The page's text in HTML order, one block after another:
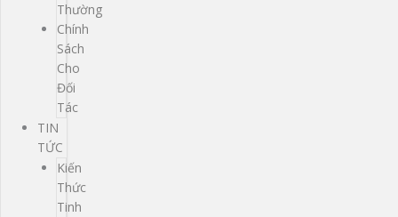
Thường
Chính
Sách
Cho
Đối
Tác
TIN
TỨC
Kiến
Thức
Tinh